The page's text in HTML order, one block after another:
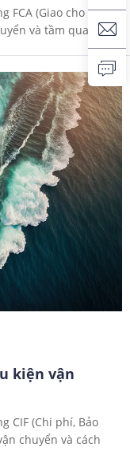
FCA (Giao cho người
và tầm quan
tế. Tìm hiểu thêm
kiện vận
CIF (Chi phí, Bảo
chuyển và cách